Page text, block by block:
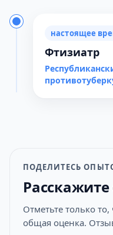
настоящее
Фтизиатр
ПОДЕЛИТЕСЬ
Отметьте только
общая оценка.